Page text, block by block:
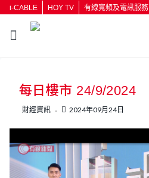
i-CABLE HOY TV 有線寬頻及電訊服務
每日樓市 24/9/2024
財經資訊 2024年09月24日